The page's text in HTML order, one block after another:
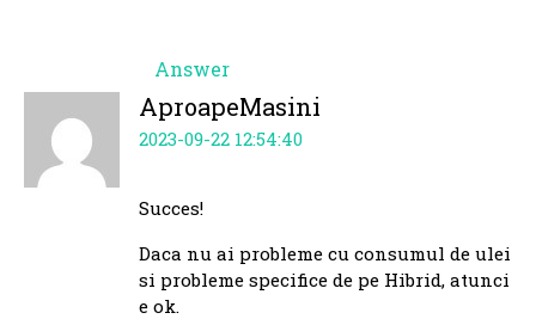
Answer
AproapeMasini
2023-09-22 12:54:40
Daca nu ai probleme cu consumul de ulei
si probleme specifice de pe Hibrid, atunci
e ok.
Succes!